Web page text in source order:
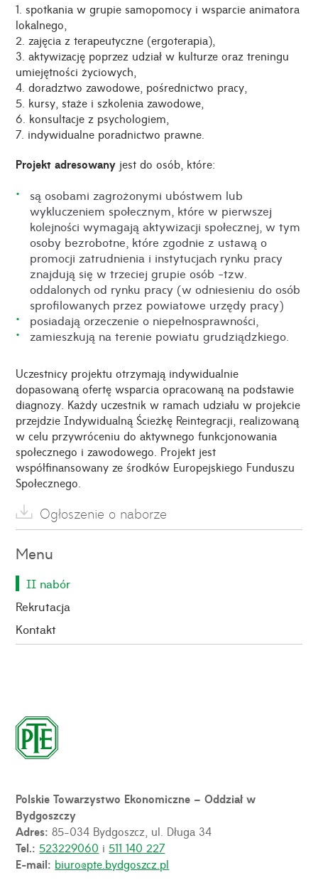
1. spotkania w grupie samopomocy i wsparcie animatora
lokalnego,
2. zajęcia z terapeutyczne (ergoterapia),
3. aktywizację poprzez udział w kulturze oraz treningu
umiejętności życiowych,
4. doradztwo zawodowe, pośrednictwo pracy,
5. kursy, staże i szkolenia zawodowe,
6. konsultacje z psychologiem,
7. indywidualne poradnictwo prawne.
Projekt adresowany jest do osób, które:
są osobami zagrożonymi ubóstwem lub
wykluczeniem społecznym, które w pierwszej
kolejności wymagają aktywizacji społecznej, w tym
osoby bezrobotne, które zgodnie z ustawą o
promocji zatrudnienia i instytucjach rynku pracy
znajdują się w trzeciej grupie osób -tzw.
oddalonych od rynku pracy (w odniesieniu do osób
sprofilowanych przez powiatowe urzędy pracy)
posiadają orzeczenie o niepełnosprawności,
zamieszkują na terenie powiatu grudziądzkiego.
Uczestnicy projektu otrzymają indywidualnie
dopasowaną ofertę wsparcia opracowaną na podstawie
diagnozy. Każdy uczestnik w ramach udziału w projekcie
przejdzie Indywidualną Ścieżkę Reintegracji, realizowaną
w celu przywróceniu do aktywnego funkcjonowania
społecznego i zawodowego. Projekt jest
współfinansowany ze środków Europejskiego Funduszu
Społecznego.
Ogłoszenie o naborze
Menu
II nabór
Rekrutacja
Kontakt
Polskie Towarzystwo Ekonomiczne – Oddział w
Bydgoszczy
Adres:85-034 Bydgoszcz, ul. Długa 34
Tel.:523229060 i511 140 227
E-mail: biuro@pte.bydgoszcz.pl